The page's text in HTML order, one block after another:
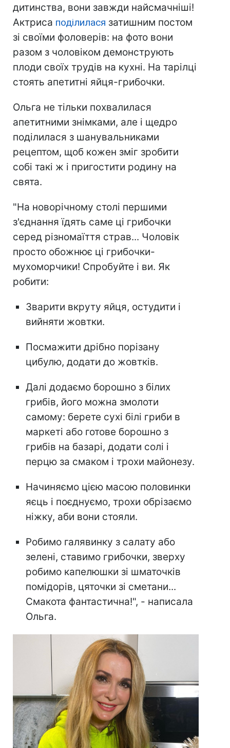
дитинства, вони завжди найсмачніші!
Актриса поділилася затишним постом
зі своїми фоловерів: на фото вони
разом з чоловіком демонструють
плоди своїх трудів на кухні. На тарілці
стоять апетитні яйця-грибочки.
Ольга не тільки похвалилася
апетитними знімками, але і щедро
поділилася з шанувальниками
рецептом, щоб кожен зміг зробити
собі такі ж і пригостити родину на
свята.
"На новорічному столі першими
з'єднання їдять саме ці грибочки
серед різномаїття страв... Чоловік
просто обожнює ці грибочки-
мухоморчики! Спробуйте і ви. Як
робити:
Зварити вкруту яйця, остудити і
вийняти жовтки.
Посмажити дрібно порізану
цибулю, додати до жовтків.
Далі додаємо борошно з білих
грибів, його можна змолоти
самому: берете сухі білі гриби в
маркеті або готове борошно з
грибів на базарі, додати солі і
перцю за смаком і трохи майонезу.
Начиняємо цією масою половинки
яєць і поєднуємо, трохи обрізаємо
ніжку, аби вони стояли.
Робимо галявинку з салату або
зелені, ставимо грибочки, зверху
робимо капелюшки зі шматочків
помідорів, цяточки зі сметани...
Смакота фантастична!", - написала
Ольга.